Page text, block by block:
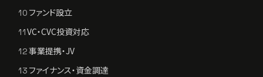
10 ファンド設立
11VC・CVC投資対応
12事業提携・JV
13 ファイナンス・資金調達